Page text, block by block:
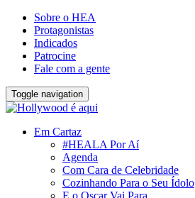
Sobre o HEA
Protagonistas
Indicados
Patrocine
Fale com a gente
Toggle navigation
Em Cartaz
#HEALA Por Aí
Agenda
Com Cara de Celebridade
Cozinhando Para o Seu Ídolo
E o Oscar Vai Para…